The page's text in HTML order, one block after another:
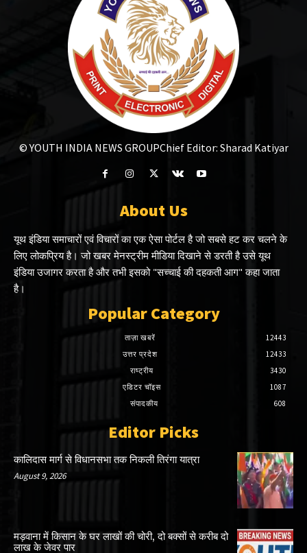
© YOUTH INDIA NEWS GROUPChief Editor: Sharad Katiyar
About Us
यूथ इंडिया समाचारों एवं विचारों का एक ऐसा पोर्टल है जो सबसे हट कर चलने के
लिए लोकप्रिय है। जो खबर मेनस्ट्रीम मीडिया दिखाने से डरती है उसे यूथ
इंडिया उजागर करता है और तभी इसको "सच्चाई की दहकती आग" कहा जाता
है।
Popular Category
ताज़ा खबरें
12443
उत्तर प्रदेश
12433
राष्ट्रीय
3430
एडिटर चॉइस
1087
संपादकीय
608
Editor Picks
कालिदास मार्ग से विधानसभा तक निकली तिरंगा यात्रा
August 9, 2026
मड़वाना में किसान के घर लाखों की चोरी, दो बक्सों से करीब दो
लाख के जेवर पार